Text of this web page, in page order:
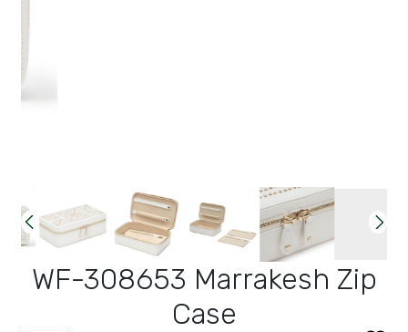
WF-308653 Marrakesh Zip
Case